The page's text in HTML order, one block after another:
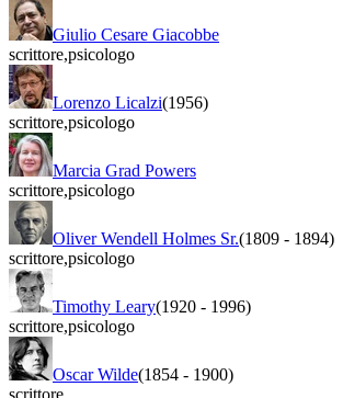
Giulio Cesare Giacobbe
scrittore,psicologo
Lorenzo Licalzi(1956)
scrittore,psicologo
Marcia Grad Powers
scrittore,psicologo
Oliver Wendell Holmes Sr.(1809 - 1894)
scrittore,psicologo
Timothy Leary(1920 - 1996)
scrittore,psicologo
Oscar Wilde(1854 - 1900)
scrittore